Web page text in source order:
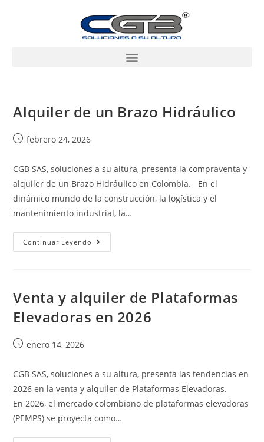
Alquiler de un Brazo Hidráulico
febrero 24, 2026
CGB SAS, soluciones a su altura, presenta la compraventa y
alquiler de un Brazo Hidráulico en Colombia. En el
dinámico mundo de la construcción, la logística y el
mantenimiento industrial, la…
Continuar Leyendo
Venta y alquiler de Plataformas
Elevadoras en 2026
enero 14, 2026
CGB SAS, soluciones a su altura, presenta las tendencias en
2026 en la venta y alquiler de Plataformas Elevadoras.
En 2026, el mercado colombiano de plataformas elevadoras
(PEMPS) se proyecta como…